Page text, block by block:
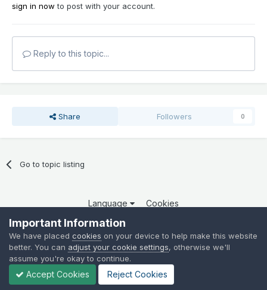
sign in now to post with your account.
Reply to this topic...
Share Followers 0
Go to topic listing
Language Cookies
Copyright 2025 por QCOM. Todos os direitos reservados.
Powered by Invision Community
Important Information
We have placed cookies on your device to help make this website
better. You can adjust your cookie settings, otherwise we'll
assume you're okay to continue.
Accept Cookies Reject Cookies